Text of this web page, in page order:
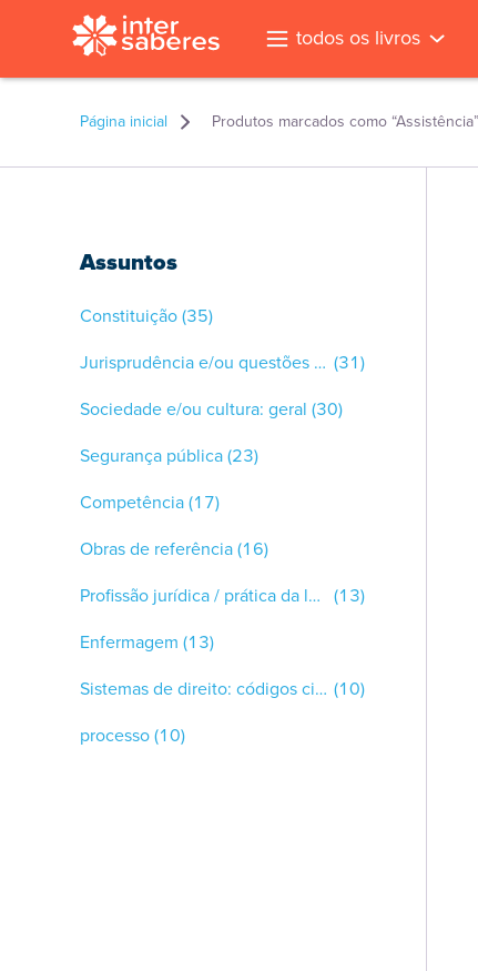
todos os livros
Página inicial Produtos marcados como “Assistência”
Assuntos
Constituição(35)
Jurisprudência e/ou questões gerais (31)
Sociedade e/ou cultura: geral (30)
Segurança pública(23)
Competência(17)
Obras de referência(16)
Profissão jurídica / prática da lei: geral (13)
Enfermagem (13)
Sistemas de direito: códigos civis / direito civil (10)
processo(10)